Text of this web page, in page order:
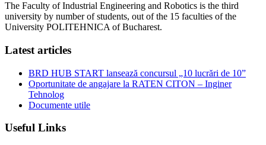
The Faculty of Industrial Engineering and Robotics is the third
university by number of students, out of the 15 faculties of the
University POLITEHNICA of Bucharest.
Latest articles
BRD HUB START lansează concursul „10 lucrări de 10”
Oportunitate de angajare la RATEN CITON – Inginer
Tehnolog
Documente utile
Useful Links